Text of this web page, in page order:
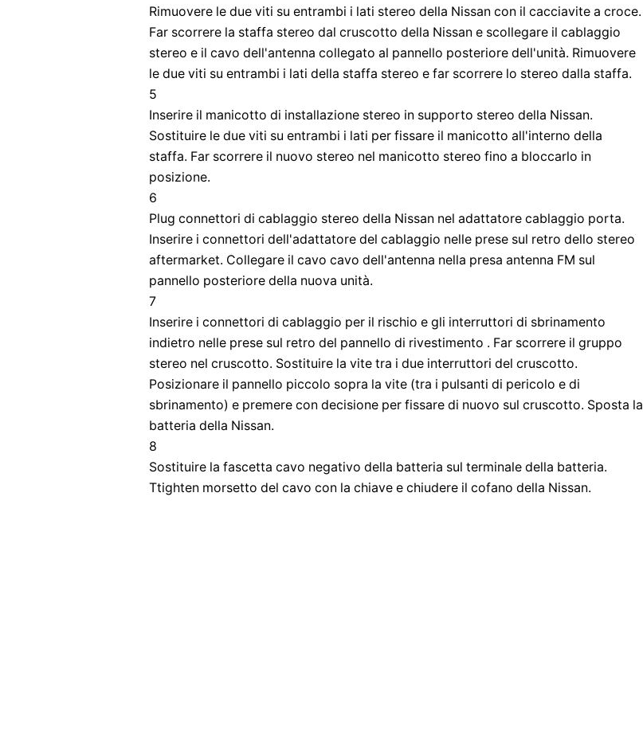
Rimuovere le due viti su entrambi i lati stereo della Nissan con il cacciavite a croce.
Far scorrere la staffa stereo dal cruscotto della Nissan e scollegare il cablaggio
stereo e il cavo dell'antenna collegato al pannello posteriore dell'unità. Rimuovere
le due viti su entrambi i lati della staffa stereo e far scorrere lo stereo dalla staffa.
5
Inserire il manicotto di installazione stereo in supporto stereo della Nissan.
Sostituire le due viti su entrambi i lati per fissare il manicotto all'interno della
staffa. Far scorrere il nuovo stereo nel manicotto stereo fino a bloccarlo in
posizione.
6
Plug connettori di cablaggio stereo della Nissan nel adattatore cablaggio porta.
Inserire i connettori dell'adattatore del cablaggio nelle prese sul retro dello stereo
aftermarket. Collegare il cavo cavo dell'antenna nella presa antenna FM sul
pannello posteriore della nuova unità.
7
Inserire i connettori di cablaggio per il rischio e gli interruttori di sbrinamento
indietro nelle prese sul retro del pannello di rivestimento . Far scorrere il gruppo
stereo nel cruscotto. Sostituire la vite tra i due interruttori del cruscotto.
Posizionare il pannello piccolo sopra la vite (tra i pulsanti di pericolo e di
sbrinamento) e premere con decisione per fissare di nuovo sul cruscotto. Sposta la
batteria della Nissan.
8
Sostituire la fascetta cavo negativo della batteria sul terminale della batteria.
Ttighten morsetto del cavo con la chiave e chiudere il cofano della Nissan.